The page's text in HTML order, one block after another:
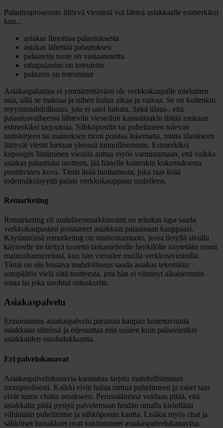
Palautusprosessiin liittyvä viestintä voi lähteä asiakkaalle esimerkiksi
kun...
asiakas ilmoittaa palautuksesta
asiakas lähettää palautuksen
palautettu tuote on vastaanotettu
rahapalautus on toteutettu
palautus on toteutunut
Asiakaspalautus ei ymmärrettävästi ole verkkokaupalle mieluinen
asia, sillä se maksaa ja siihen kuluu aikaa ja vaivaa. Se on kuitenkin
myyntimahdollisuus, jota ei saisi hukata. Sekä tilaus-, että
palautusvaiheessa lähteviin viesteihin kannattaakin liittää mukaan
esimerkiksi tarjouksia. Sähköpostiin tai puhelimeen tulevan
uutiskirjeen tai mainoksen moni poistaa lukematta, mutta tilaukseen
liittyvät viestit luetaan yleensä tunnollisemmin. Esimerkiksi
kupongin liittäminen viestiin auttaa myös varmistamaan, että vaikka
asiakas palauttaisi tuotteen, jää hänelle kuitenkin kokemuksesta
positiivinen kuva. Tämä lisää luottamusta, joka taas lisää
todennäköisyyttä palata verkkokauppaan uudelleen.
Remarketing
Remarketing eli uudelleenmarkkinointi on tehokas tapa saada
verkkokaupastasi poistuneet asiakkaat palaamaan kauppaasi.
Käytännössä remarketing on mainontamuoto, jossa tietyllä sivulla
käyneelle tai tiettyä tuotetta tarkastelleelle henkilölle näytetään sinun
mainosbannereitasi, kun hän vierailee muilla verkkosivustoilla.
Tämä on siis loistava mahdollisuus saada asiakas tekemään
ostopäätös vielä siitä tuotteesta, jota hän ei viitsinyt aikaisemmin
ostaa tai joka unohtui ostoskoriin.
Asiakaspalvelu
Erinomainen asiakaspalvelu parantaa kaupan luotettavuutta
asiakkaan silmissä ja edesauttaa niin uusien kuin palaavienkin
asiakkaiden ostohalukkuutta.
Eri palvelukanavat
Asiakaspalvelukanavia kannattaa tarjota mahdollisimman
monipuolisesti. Kaikki eivät halua tarttua puhelimeen ja toiset taas
eivät tunne chatia omakseen. Perussääntönä voidaan pitää, että
asiakkaita pitää pystyä palvelemaan heidän omalla kielellään
vähintään puhelimitse ja sähköpostin kautta. Lisäksi myös chat ja
sähköiset lomakkeet ovat vakiintuneet asiakaspalvelukanavina.